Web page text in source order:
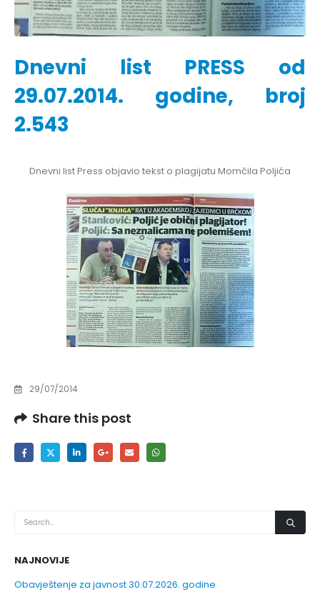
Dnevni list PRESS od
29.07.2014. godine, broj
2.543
Dnevni list Press objavio tekst o plagijatu Momčila Poljića
29/07/2014
Share this post
NAJNOVIJE
Obavještenje za javnost 30.07.2026. godine